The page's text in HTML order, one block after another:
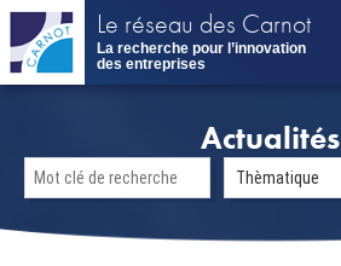
Aller
contenu
principal
Le réseau des Carnot
La recherche pour l’innovation
des entreprises
Actualités